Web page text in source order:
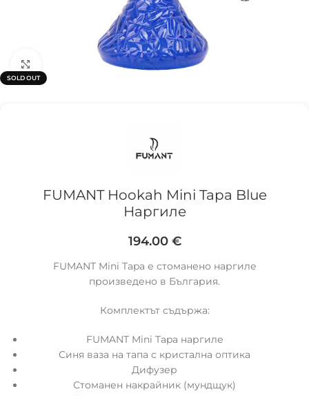
SOLD OUT
Click to enlarge
FUMANT Hookah Mini Tapa Blue
Наргиле
194.00 €
FUMANT Mini Tapa е стоманено наргиле
произведено в България.
Комплектът съдържа:
FUMANT Mini Tapa наргиле
Синя ваза на тапа с кристална оптика
Дифузер
Стоманен накрайник (мундщук)